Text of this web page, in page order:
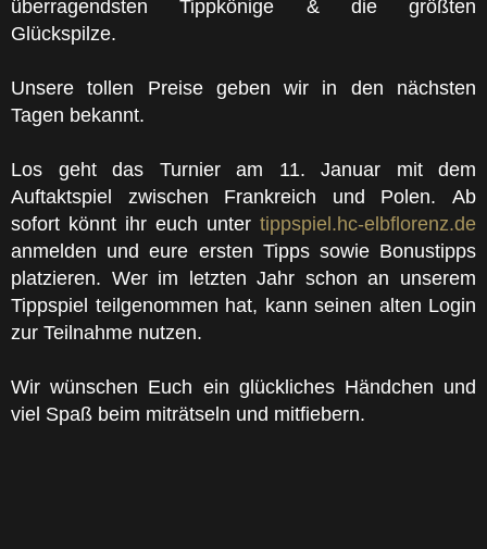
überragendsten Tippkönige & die größten
Glückspilze.
Unsere tollen Preise geben wir in den nächsten
Tagen bekannt.
Los geht das Turnier am 11. Januar mit dem
Auftaktspiel zwischen Frankreich und Polen. Ab
sofort könnt ihr euch unter tippspiel.hc-elbflorenz.de
anmelden und eure ersten Tipps sowie Bonustipps
platzieren. Wer im letzten Jahr schon an unserem
Tippspiel teilgenommen hat, kann seinen alten Login
zur Teilnahme nutzen.
Wir wünschen Euch ein glückliches Händchen und
viel Spaß beim miträtseln und mitfiebern.